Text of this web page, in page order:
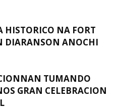
HISTORICO NA FORT
DIARANSON ANOCHI
TUMANDO
GRAN CELEBRACION